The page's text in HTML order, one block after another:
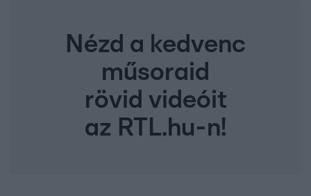
Nézd a kedvenc
műsoraid
rövid videóit
az RTL.hu-n!